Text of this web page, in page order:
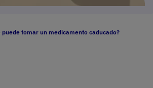
puede tomar un medicamento caducado?